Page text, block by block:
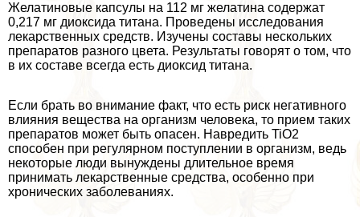
Желатиновые капсулы на 112 мг желатина содержат
0,217 мг диоксида титана. Проведены исследования
лекарственных средств. Изучены составы нескольких
препаратов разного цвета. Результаты говорят о том, что
в их составе всегда есть диоксид титана.
Если брать во внимание факт, что есть риск негативного
влияния вещества на организм человека, то прием таких
препаратов может быть опасен. Навредить TiO2
способен при регулярном поступлении в организм, ведь
некоторые люди вынуждены длительное время
принимать лекарственные средства, особенно при
хронических заболеваниях.